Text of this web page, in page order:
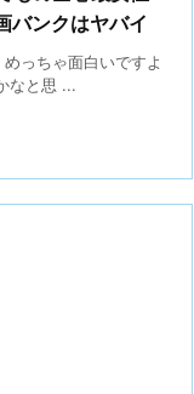
バンクはヤバイ
っちゃ面白いですよ
なと思 ...